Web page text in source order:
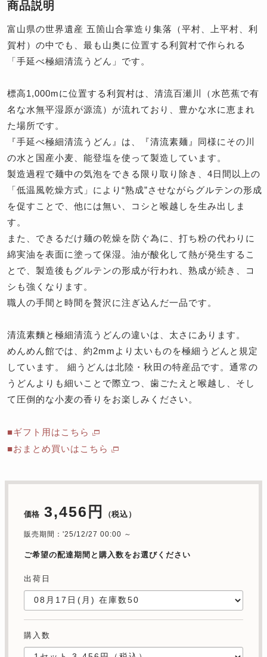
商品説明
富山県の世界遺産 五箇山合掌造り集落（平村、上平村、利
賀村）の中でも、最も山奥に位置する利賀村で作られる
「手延べ極細清流うどん」です。
標高1,000mに位置する利賀村は、清流百瀬川（水芭蕉で有
名な水無平湿原が源流）が流れており、豊かな水に恵まれ
た場所です。
『手延べ極細清流うどん』は、『清流素麺』同様にその川
の水と国産小麦、能登塩を使って製造しています。
製造過程で麺中の気泡をできる限り取り除き、4日間以上の
「低温風乾燥方式」により“熟成”させながらグルテンの形成
を促すことで、他には無い、コシと喉越しを生み出しま
す。
また、できるだけ麺の乾燥を防ぐ為に、打ち粉の代わりに
綿実油を表面に塗って保湿。油が酸化して熱が発生するこ
とで、製造後もグルテンの形成が行われ、熟成が続き、コ
シも強くなります。
職人の手間と時間を贅沢に注ぎ込んだ一品です。
清流素麵と極細清流うどんの違いは、太さにあります。
めんめん館では、約2mmより太いものを極細うどんと規定
しています。 細うどんは北陸・秋田の特産品です。通常の
うどんよりも細いことで際立つ、歯ごたえと喉越し、そし
て圧倒的な小麦の香りをお楽しみください。
■ギフト用はこちら
■おまとめ買いはこちら
価格 3,456円 （税込）
販売期間：'25/12/27 00:00 ～
ご希望の配達期間と購入数をお選びください
出荷日
購入数